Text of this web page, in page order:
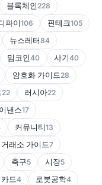
블록체인 228
파이106 핀테크105
뉴스레터84
밈코인40 사기40
암호화 가이드 28
22 러시아22
낸스17
커뮤니티13
거래소 가이드7
축구5 시장5
드4 로봇공학4